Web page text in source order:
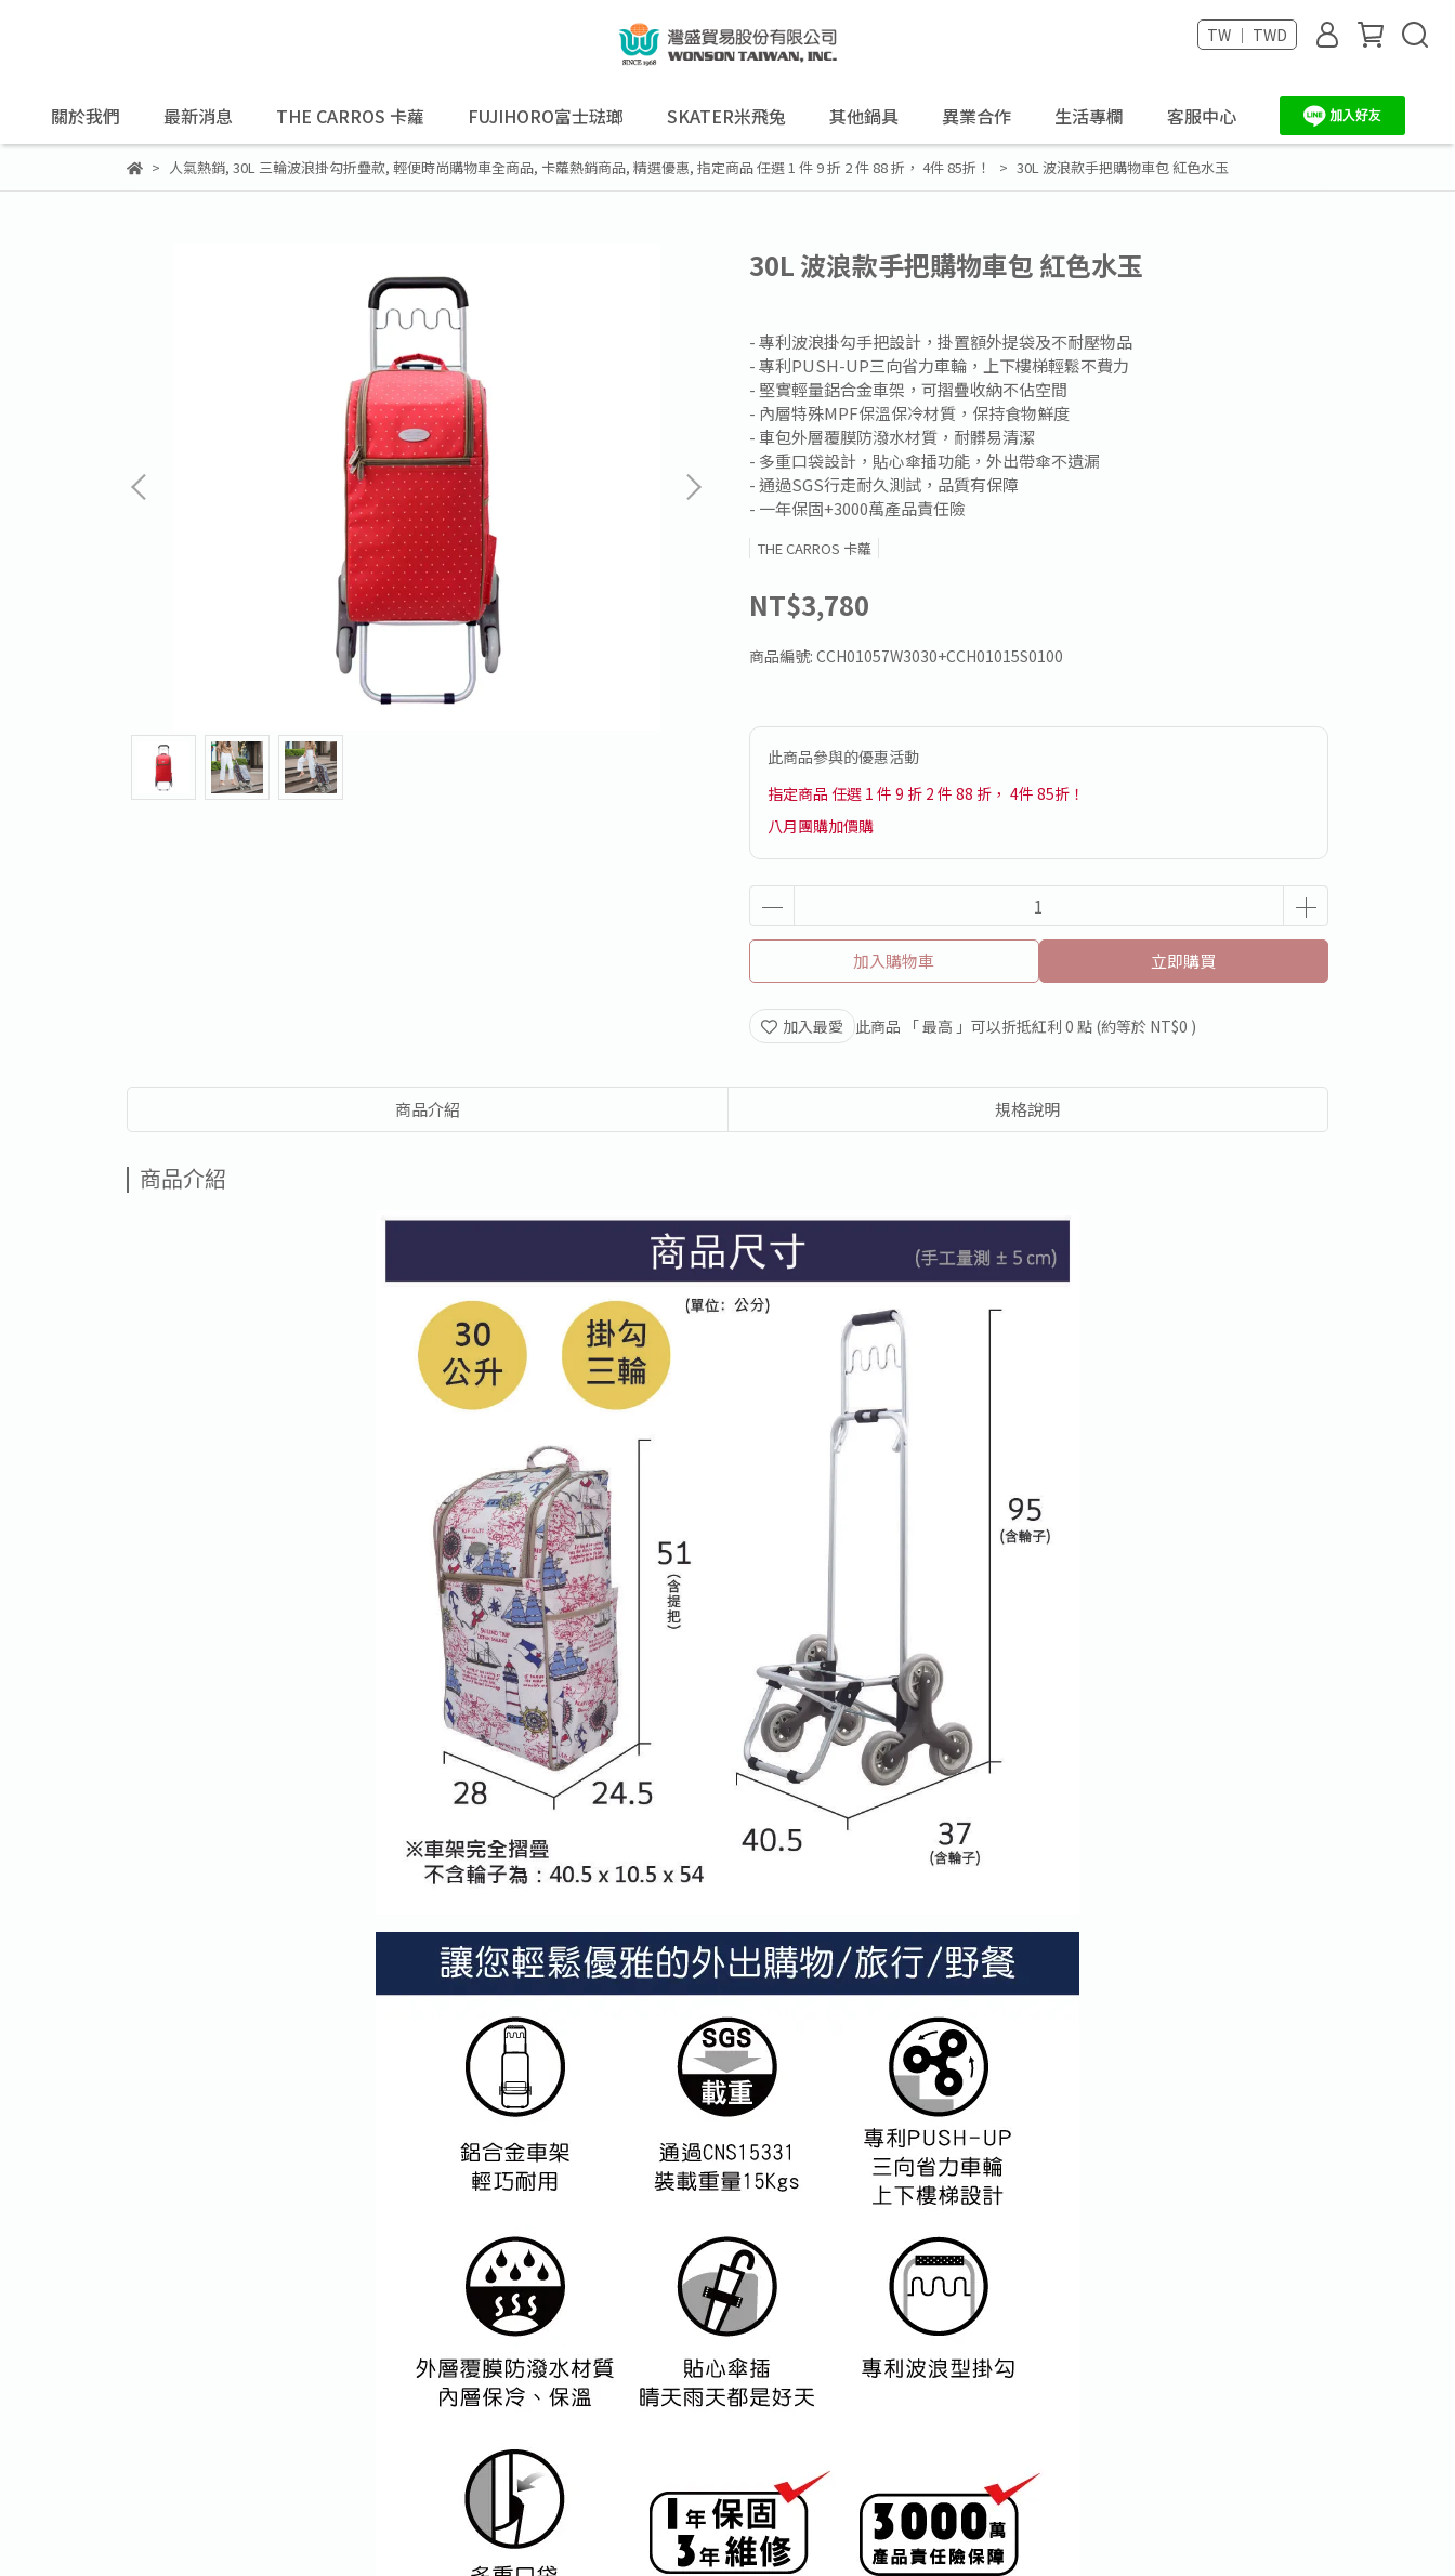
TW ｜ TWD
關於我們 最新消息 THE CARROS 卡蘿 FUJIHORO富士琺瑯 SKATER米飛兔 其他鍋具 異業合作 生活專欄 客服中心
人氣熱銷, 30L 三輪波浪掛勾折疊款, 輕便時尚購物車全商品, 卡蘿熱銷商品, 精選優惠, 指定商品 任選 1 件 9 折 2 件 88 折， 4件 85折！ 30L 波浪款手把購物車包 紅色水玉
30L 波浪款手把購物車包 紅色水玉
- 專利波浪掛勾手把設計，掛置額外提袋及不耐壓物品
- 專利PUSH-UP三向省力車輪，上下樓梯輕鬆不費力
- 堅實輕量鋁合金車架，可摺疊收納不佔空間
- 內層特殊MPF保溫保冷材質，保持食物鮮度
- 車包外層覆膜防潑水材質，耐髒易清潔
- 多重口袋設計，貼心傘插功能，外出帶傘不遺漏
- 通過SGS行走耐久測試，品質有保障
- 一年保固+3000萬產品責任險
THE CARROS 卡蘿
NT$3,780
商品編號: CCH01057W3030+CCH01015S0100
此商品參與的優惠活動
指定商品 任選 1 件 9 折 2 件 88 折， 4件 85折！
八月團購加價購
加入購物車 立即購買
加入最愛 此商品 「 最高 」可以折抵紅利 0 點 (約等於 NT$0 )
商品介紹 規格說明
商品介紹